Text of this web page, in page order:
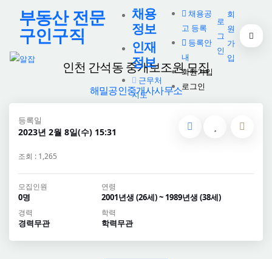
부동산 전문
구인구직
채용
정보
인재
정보
근무처
지도
채용공
고 등록
등록안
내
회원가입
로그인
로
그
인
회
원
가
입
인천 간석동 중개보조원 모집
해밀공인중개사사무소
등록일
2023년 2월 8일(수) 15:31
조회 : 1,265
모집인원
0명
연령
2001년생 (26세) ~ 1989년생 (38세)
경력
경력무관
학력
학력무관